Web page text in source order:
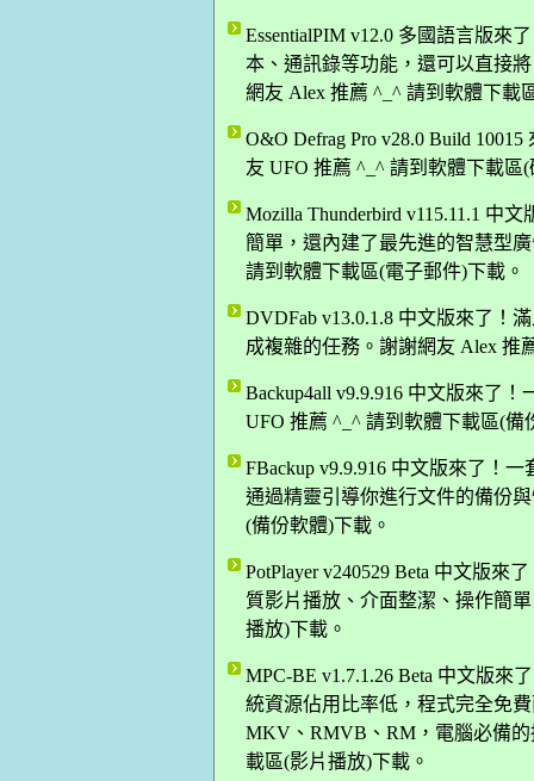
EssentialPIM v12.0 多國語言版來
本、通訊錄等功能，還可以直接將
網友 Alex 推薦 ^_^ 請到軟體下載
O&O Defrag Pro v28.0 Build
友 UFO 推薦 ^_^ 請到軟體下載區
Mozilla Thunderbird v115.11.1 中
簡單，還內建了最先進的智慧型
請到軟體下載區(電子郵件)下載。
DVDFab v13.0.1.8 中文版來了！
成複雜的任務。謝謝網友 Alex 推
Backup4all v9.9.916 中文版來了
UFO 推薦 ^_^ 請到軟體下載區(備
FBackup v9.9.916 中文版來了！
通過精靈引導你進行文件的備份
(備份軟體)下載。
PotPlayer v240529 Beta 中文版來
質影片播放、介面整潔、操作簡
播放)下載。
MPC-BE v1.7.1.26 Beta 中文版來
統資源佔用比率低，程式完全免
MKV、RMVB、RM，電腦必備
載區(影片播放)下載。